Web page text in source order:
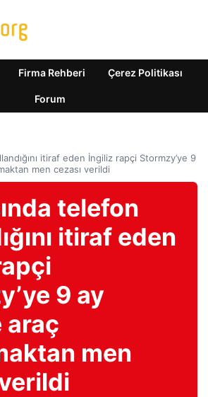
Firma Rehberi Çerez Politikası
Forum
itiraf eden İngiliz rapçi Stormzy’ye 9
men cezası verildi
telefon
itiraf eden
9 ay
araç
men